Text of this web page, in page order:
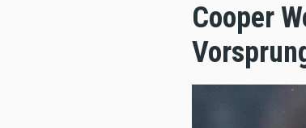
Cooper